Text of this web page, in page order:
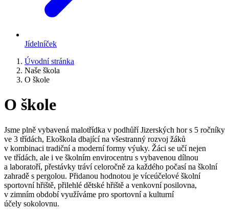
Jídelníček
Úvodní stránka
Naše škola
O škole
O škole
Jsme plně vybavená malotřídka v podhůří Jizerských hor s 5 ročníky
ve 3 třídách, Ekoškola dbající na všestranný rozvoj žáků
v kombinaci tradiční a moderní formy výuky. Žáci se učí nejen
ve třídách, ale i ve školním envirocentru s vybavenou dílnou
a laboratoří, přestávky tráví celoročně za každého počasí na školní
zahradě s pergolou. Přidanou hodnotou je víceúčelové školní
sportovní hřiště, přilehlé dětské hřiště a venkovní posilovna,
v zimním období využíváme pro sportovní a kulturní
účely sokolovnu.